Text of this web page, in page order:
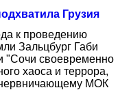
Грузия
к проведению
Зальцбург Габи
"Сочи своевременно
хаоса и террора,
МОК